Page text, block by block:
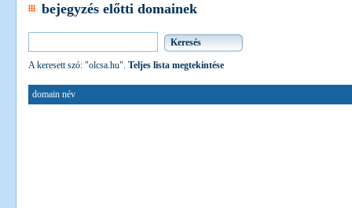
bejegyzés előtti domainek
A keresett szó: "olcsa.hu". Teljes lista megtekintése
domain név